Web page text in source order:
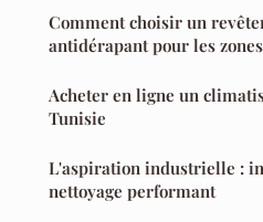
Comment choisir un
antidérapant pour les
Acheter en ligne un
Tunisie
L'aspiration industrielle :
nettoyage performant